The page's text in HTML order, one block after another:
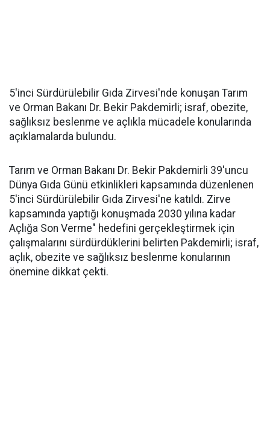
5'inci Sürdürülebilir Gıda Zirvesi'nde konuşan Tarım
ve Orman Bakanı Dr. Bekir Pakdemirli; israf, obezite,
sağlıksız beslenme ve açlıkla mücadele konularında
açıklamalarda bulundu.
Tarım ve Orman Bakanı Dr. Bekir Pakdemirli 39'uncu
Dünya Gıda Günü etkinlikleri kapsamında düzenlenen
5'inci Sürdürülebilir Gıda Zirvesi'ne katıldı. Zirve
kapsamında yaptığı konuşmada 2030 yılına kadar
Açlığa Son Verme" hedefini gerçekleştirmek için
çalışmalarını sürdürdüklerini belirten Pakdemirli; israf,
açlık, obezite ve sağlıksız beslenme konularının
önemine dikkat çekti.